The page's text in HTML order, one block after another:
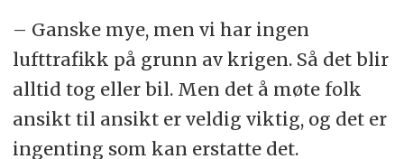
– Ganske mye, men vi har ingen
lufttrafikk på grunn av krigen. Så det blir
alltid tog eller bil. Men det å møte folk
ansikt til ansikt er veldig viktig, og det er
ingenting som kan erstatte det.